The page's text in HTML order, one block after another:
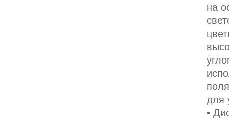
на
для
•